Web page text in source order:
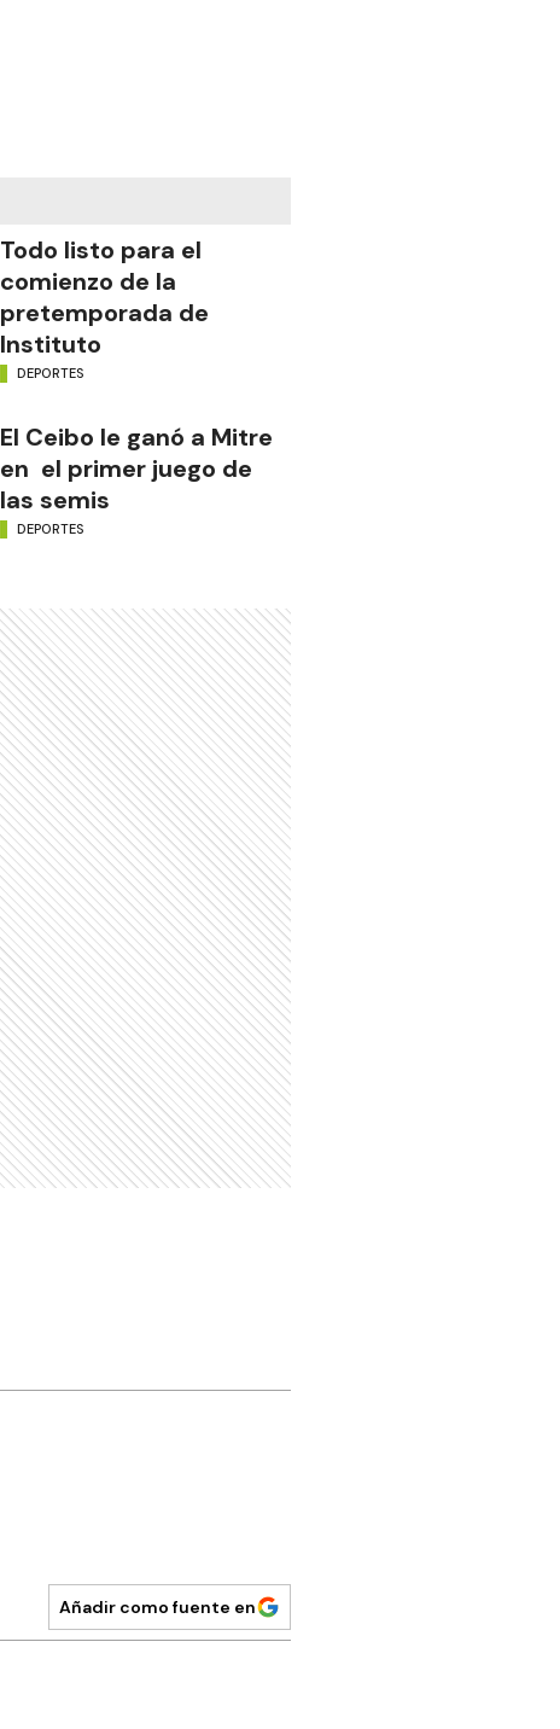
Todo listo para el
comienzo de la
pretemporada de
Instituto
DEPORTES
El Ceibo le ganó a Mitre
en el primer juego de
las semis
DEPORTES
Añadir como fuente en